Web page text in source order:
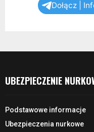
Dołącz |
UBEZPIECZENIE
Podstawowe informacje
Ubezpieczenia nurkowe